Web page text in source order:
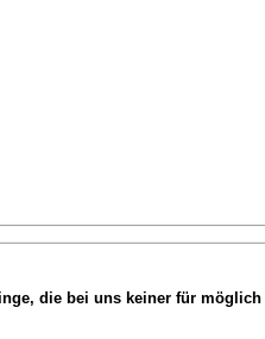
die bei uns keiner für